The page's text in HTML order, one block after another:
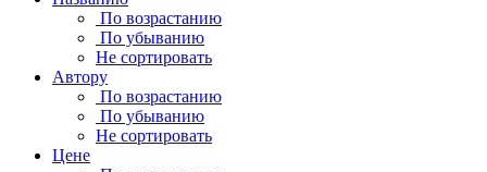
По возрастанию
По убыванию
Не сортировать
Автору
По возрастанию
По убыванию
Не сортировать
Цене